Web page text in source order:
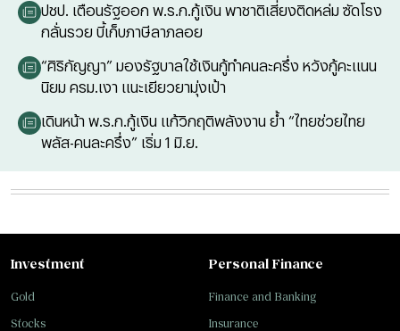
ปชป. เตือนรัฐออก พ.ร.ก.กู้เงิน พาชาติเสี่ยงติดหล่ม ซัดโรง
กลั่นรวย บี้เก็บภาษีลาภลอย
“ศิริกัญญา” มองรัฐบาลใช้เงินกู้ทำคนละครึ่ง หวังกู้คะแนน
นิยม ครม.เงา แนะเยียวยามุ่งเป้า
เดินหน้า พ.ร.ก.กู้เงิน แก้วิกฤติพลังงาน ย้ำ “ไทยช่วยไทย
พลัส-คนละครึ่ง” เริ่ม 1 มิ.ย.
Investment
Gold
Stocks
Personal Finance
Finance and Banking
Insurance